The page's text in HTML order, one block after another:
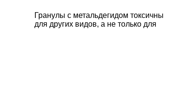
Гранулы с метальдегидом токсичны
для других видов, а не только для